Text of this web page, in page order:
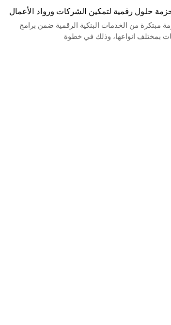
حلول رقمية لتمكين الشركات ورواد الأعمال
مبتكرة من الخدمات البنكية الرقمية ضمن برامج
بمختلف انواعها، وذلك في خطوة